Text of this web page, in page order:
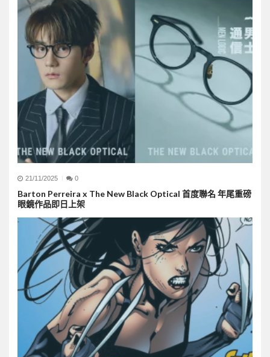
21/11/2025 0
Barton Perreira x The New Black Optical 首度聯名 年尾重磅
眼鏡作品即日上架